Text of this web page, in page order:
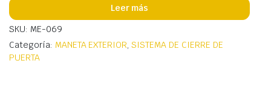
Leer más
SKU: ME-069
Categoría: MANETA EXTERIOR,SISTEMA DE CIERRE DE
PUERTA